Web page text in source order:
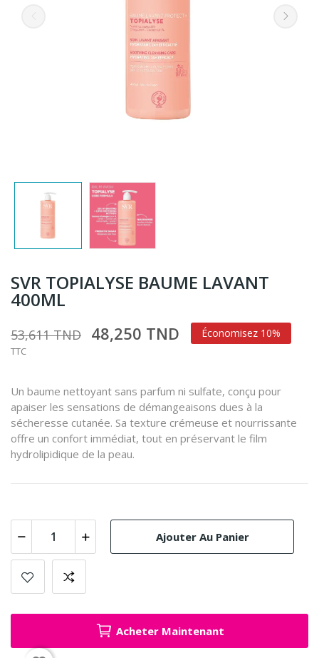
SVR TOPIALYSE BAUME LAVANT
400ML
53,611 TND 48,250 TND Économisez 10%
TTC
Un baume nettoyant sans parfum ni sulfate, conçu pour
apaiser les sensations de démangeaisons dues à la
sécheresse cutanée. Sa texture crémeuse et nourrissante
offre un confort immédiat, tout en préservant le film
hydrolipidique de la peau.
Ajouter Au Panier
Acheter Maintenant